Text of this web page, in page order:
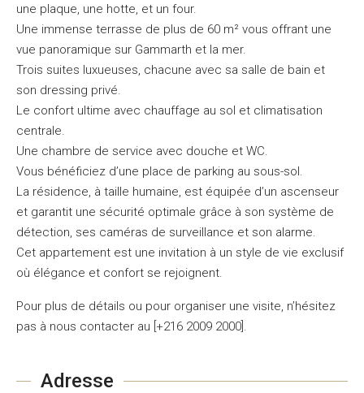
une plaque, une hotte, et un four.
Une immense terrasse de plus de 60 m² vous offrant une
vue panoramique sur Gammarth et la mer.
Trois suites luxueuses, chacune avec sa salle de bain et
son dressing privé.
Le confort ultime avec chauffage au sol et climatisation
centrale.
Une chambre de service avec douche et WC.
Vous bénéficiez d’une place de parking au sous-sol.
La résidence, à taille humaine, est équipée d’un ascenseur
et garantit une sécurité optimale grâce à son système de
détection, ses caméras de surveillance et son alarme.
Cet appartement est une invitation à un style de vie exclusif
où élégance et confort se rejoignent.
Pour plus de détails ou pour organiser une visite, n’hésitez
pas à nous contacter au [+216 2009 2000].
Adresse